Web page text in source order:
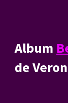
Album
de